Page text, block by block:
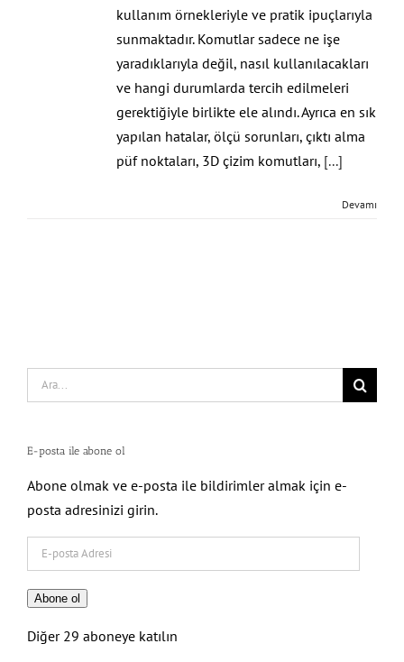
kullanım örnekleriyle ve pratik ipuçlarıyla
sunmaktadır. Komutlar sadece ne işe
yaradıklarıyla değil, nasıl kullanılacakları
ve hangi durumlarda tercih edilmeleri
gerektiğiyle birlikte ele alındı. Ayrıca en sık
yapılan hatalar, ölçü sorunları, çıktı alma
püf noktaları, 3D çizim komutları, [...]
Devamı
Search
for:
E-posta ile abone ol
Abone olmak ve e-posta ile bildirimler almak için e-
posta adresinizi girin.
posta
Adresi
Abone ol
Diğer 29 aboneye katılın